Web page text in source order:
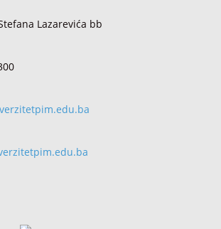
Lazarevića bb